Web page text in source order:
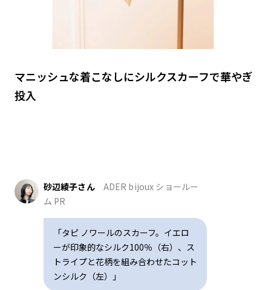
マニッシュな着こなしにシルクスカーフで華やぎ
投入
砂辺綾子さん
ADER bijoux ショールー
ム PR
「タピ ノワールのスカーフ。イエロ
ーが印象的なシルク100％（右）、ス
トライプと花柄を組み合わせたコット
ンシルク（左）」